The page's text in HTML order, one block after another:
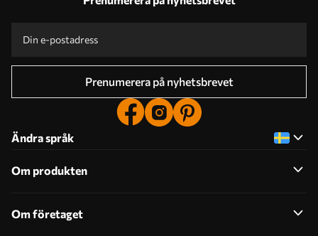
Prenumerera på nyhetsbrevet
Ändra språk
Om produkten
Om företaget